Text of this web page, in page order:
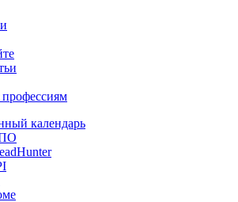
календарь
ПО